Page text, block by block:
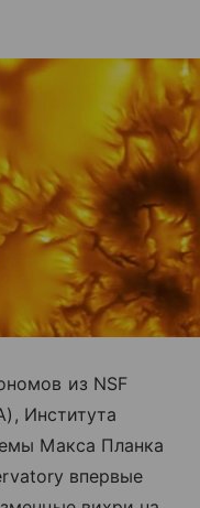
из NSF
Института
Макса Планка
впервые